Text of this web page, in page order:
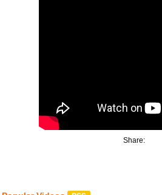
Share: